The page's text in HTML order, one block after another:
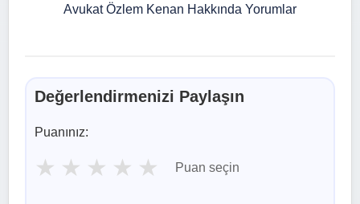
Avukat Özlem Kenan Hakkında Yorumlar
Değerlendirmenizi Paylaşın
Puanınız:
★ ★ ★ ★ ★ Puan seçin